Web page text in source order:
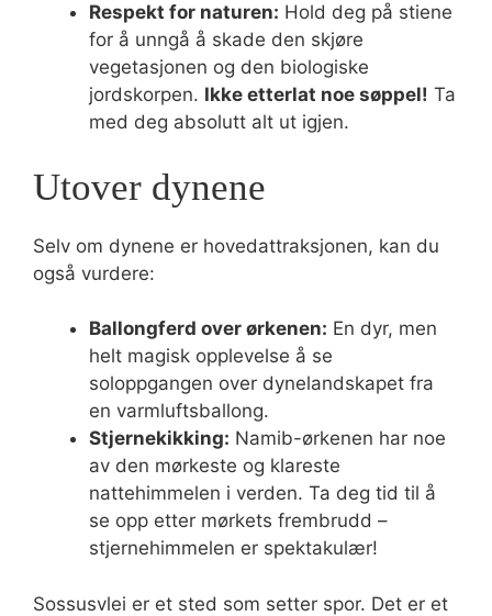
Respekt for naturen: Hold deg på stiene
for å unngå å skade den skjøre
vegetasjonen og den biologiske
jordskorpen. Ikke etterlat noe søppel! Ta
med deg absolutt alt ut igjen.
Utover dynene
Selv om dynene er hovedattraksjonen, kan du
også vurdere:
Ballongferd over ørkenen: En dyr, men
helt magisk opplevelse å se
soloppgangen over dynelandskapet fra
en varmluftsballong.
Stjernekikking: Namib-ørkenen har noe
av den mørkeste og klareste
nattehimmelen i verden. Ta deg tid til å
se opp etter mørkets frembrudd –
stjernehimmelen er spektakulær!
Sossusvlei er et sted som setter spor. Det er et